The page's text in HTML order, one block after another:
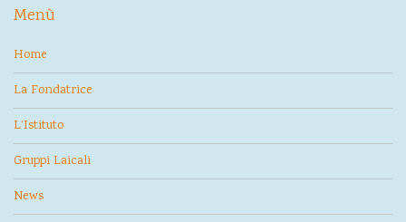
Menù
Home
La Fondatrice
L’Istituto
Gruppi Laicali
News